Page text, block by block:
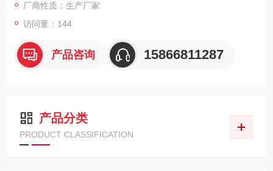
厂商性质：生产厂家
访问量：144
产品咨询 15866811287
产品分类
PRODUCT CLASSIFICATION